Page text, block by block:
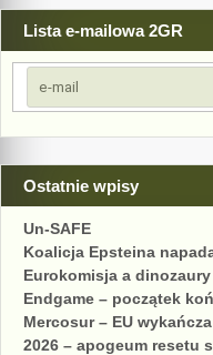
Lista e-mailowa 2GR
Ostatnie wpisy
Un-SAFE
Koalicja Epsteina
Eurokomisja a dinozaury
Endgame – początek
Mercosur – EU
2026 – apogeum resetu